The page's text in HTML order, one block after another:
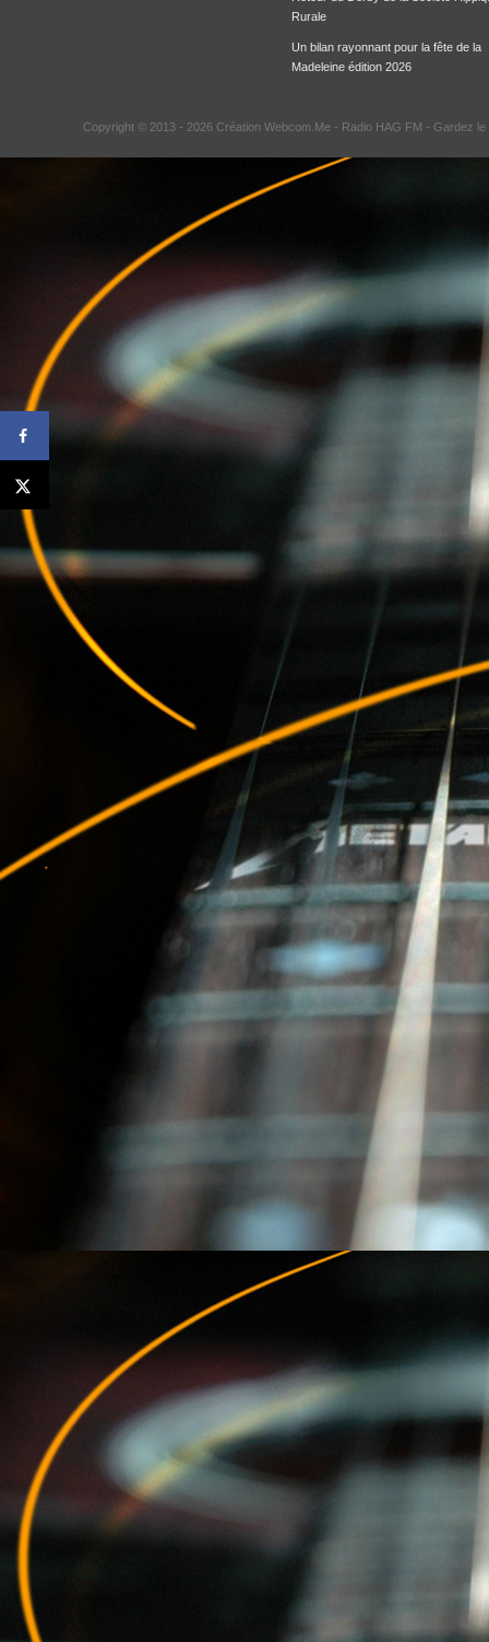
Rurale
Un bilan rayonnant pour la fête de la
Madeleine édition 2026
Copyright © 2013 - 2026 Création Webcom.Me - Radio HAG FM - Gardez le